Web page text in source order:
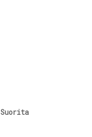
Suorita